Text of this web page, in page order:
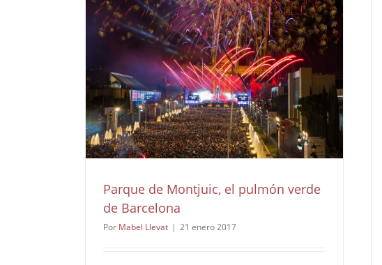
Parque de Montjuic, el pulmón verde
de Barcelona
Por Mabel Llevat | 21 enero 2017